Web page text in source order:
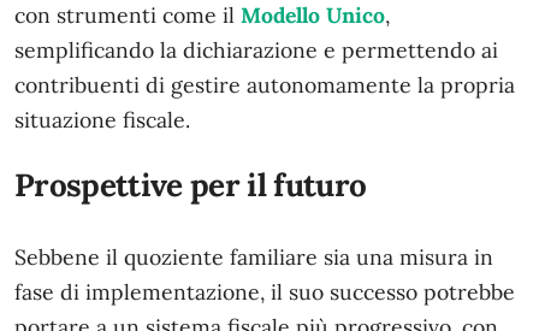
con strumenti come il Modello Unico,
semplificando la dichiarazione e permettendo ai
contribuenti di gestire autonomamente la propria
situazione fiscale.
Prospettive per il futuro
Sebbene il quoziente familiare sia una misura in
fase di implementazione, il suo successo potrebbe